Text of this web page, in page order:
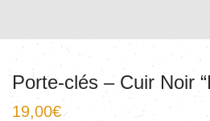
Porte-clés – Cuir Noir
19,00€